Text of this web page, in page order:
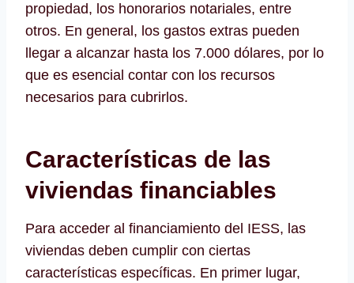
propiedad, los honorarios notariales, entre
otros. En general, los gastos extras pueden
llegar a alcanzar hasta los 7.000 dólares, por lo
que es esencial contar con los recursos
necesarios para cubrirlos.
Características de las
viviendas financiables
Para acceder al financiamiento del IESS, las
viviendas deben cumplir con ciertas
características específicas. En primer lugar,